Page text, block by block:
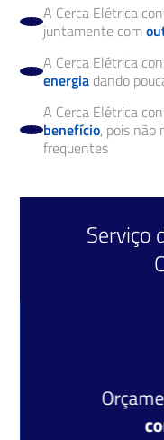
A Cerca Elétrica
juntamente com
A Cerca Elétrica
energia dando
A Cerca Elétrica
benefício, pois não
frequentes
Serviço